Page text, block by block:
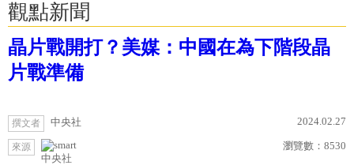
觀點新聞
晶片戰開打？美媒：中國在為下階段晶
片戰準備
撰文者 中央社 2024.02.27
來源
中央社
瀏覽數： 8530